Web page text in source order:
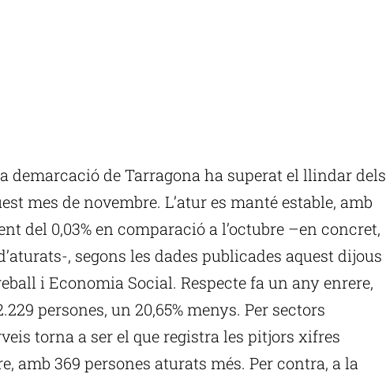
demarcació de Tarragona ha superat el llindar dels
mes de novembre. L’atur es manté estable, amb
del 0,03% en comparació a l’octubre –en concret,
, segons les dades publicades aquest dijous
i Economia Social. Respecte fa un any enrere,
persones, un 20,65% menys. Per sectors
torna a ser el que registra les pitjors xifres
amb 369 persones aturats més. Per contra, a la